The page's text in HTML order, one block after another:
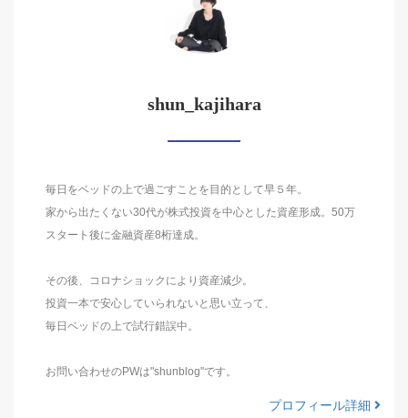
shun_kajihara
毎日をベッドの上で過ごすことを目的として早５年。
家から出たくない30代が株式投資を中心とした資産形成。50万
スタート後に金融資産8桁達成。
その後、コロナショックにより資産減少。
投資一本で安心していられないと思い立って、
毎日ベッドの上で試行錯誤中。
お問い合わせのPWは"shunblog"です。
プロフィール詳細